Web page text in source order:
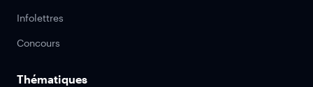
Infolettres
Concours
Thématiques